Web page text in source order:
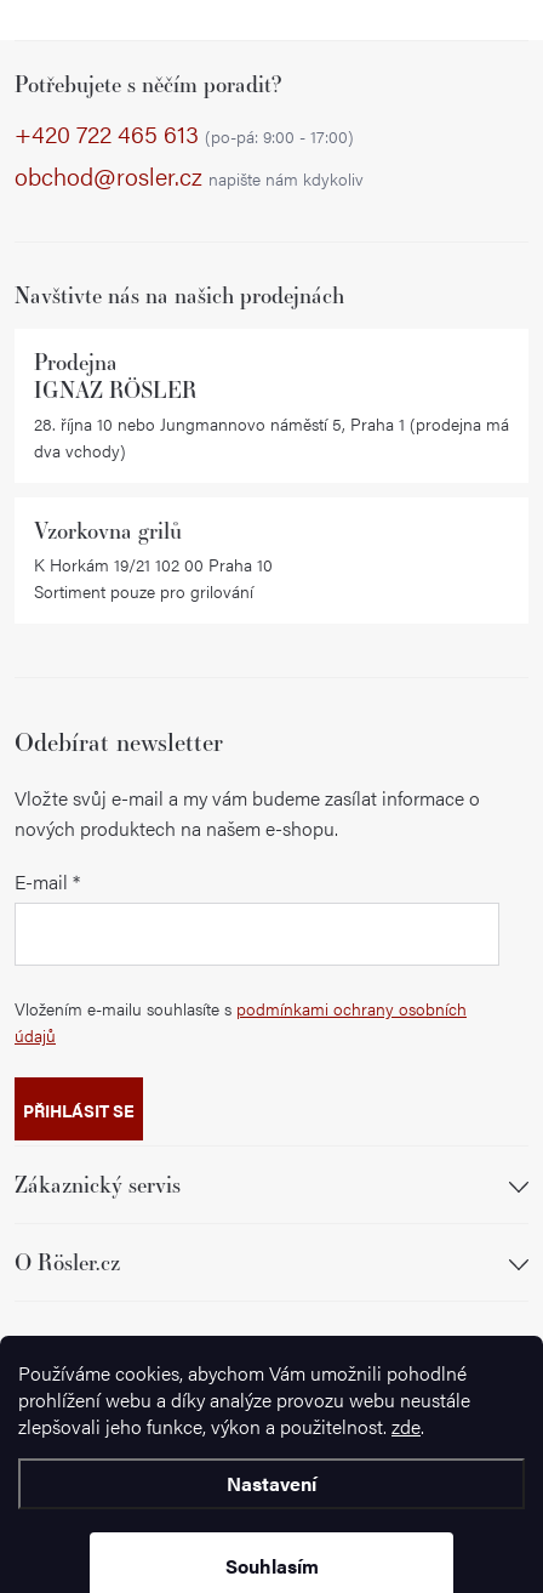
Používáme cookies, abychom Vám umožnili pohodlné
prohlížení webu a díky analýze provozu webu neustále
zlepšovali jeho funkce, výkon a použitelnost. zde.
Nastavení
Souhlasím
Potřebujete s něčím poradit?
+420 722 465 613 (po-pá: 9:00 - 17:00)
obchod@rosler.cz napište nám kdykoliv
Navštivte nás na našich prodejnách
Prodejna
IGNAZ RÖSLER
28. října 10 nebo Jungmannovo náměstí 5, Praha 1 (prodejna má
dva vchody)
Vzorkovna grilů
K Horkám 19/21 102 00 Praha 10
Sortiment pouze pro grilování
Odebírat newsletter
Vložte svůj e-mail a my vám budeme zasílat informace o
nových produktech na našem e-shopu.
E-mail
Vložením e-mailu souhlasíte s podmínkami ochrany osobních
údajů
PŘIHLÁSIT SE
Zákaznický servis
O Rösler.cz
Sledujte nás
nastavení cookies